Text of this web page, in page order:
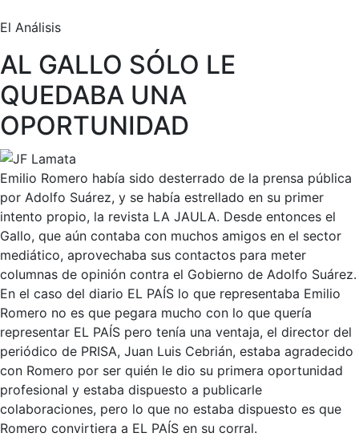
El Análisis
AL GALLO SÓLO LE
QUEDABA UNA
OPORTUNIDAD
Emilio Romero había sido desterrado de la prensa pública
por Adolfo Suárez, y se había estrellado en su primer
intento propio, la revista LA JAULA. Desde entonces el
Gallo, que aún contaba con muchos amigos en el sector
mediático, aprovechaba sus contactos para meter
columnas de opinión contra el Gobierno de Adolfo Suárez.
En el caso del diario EL PAÍS lo que representaba Emilio
Romero no es que pegara mucho con lo que quería
representar EL PAÍS pero tenía una ventaja, el director del
periódico de PRISA, Juan Luis Cebrián, estaba agradecido
con Romero por ser quién le dio su primera oportunidad
profesional y estaba dispuesto a publicarle
colaboraciones, pero lo que no estaba dispuesto es que
Romero convirtiera a EL PAÍS en su corral.